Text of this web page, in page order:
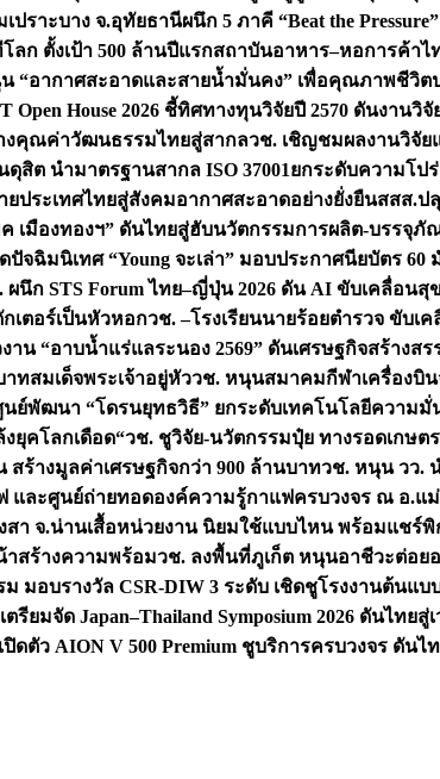
ปราะบาง จ.อุทัยธานีผนึก 5 ภาคี “Beat the
ลก ตั้งเป้า 500 ล้านปีแรกสถาบันอาหาร–หอการค้าไ
“อากาศสะอาดและสายน้ำมั่นคง” เพื่อคุณภาพชีวิ
Open House 2026 ชี้ทิศทางทุนวิจัยปี 2570 ดันงาน
งคุณค่าวัฒนธรรมไทยสู่สากลวช. เชิญชมผลงานวิจั
สิต นำมาตรฐานสากล ISO 37001ยกระดับความโ
ประเทศไทยสู่สังคมอากาศสะอาดอย่างยั่งยืนสสส.ป
ค เมืองทองฯ” ดันไทยสู่ฮับนวัตกรรมการผลิต-บรรจุภั
จฉิมนิเทศ “Young จะเล่า” มอบประกาศนียบัตร
ผนึก STS Forum ไทย–ญี่ปุ่น 2026 ดัน AI ขับเคลื่อน
กเตอร์เป็นหัวหอกวช. –โรงเรียนนายร้อยตำรวจ ขับเ
น “อาบน้ำแร่แลระนอง 2569” ดันเศรษฐกิจสร้างสร
ทสมเด็จพระเจ้าอยู่หัววช. หนุนสมาคมกีฬาเครื่องบิ
ย์พัฒนา “โดรนยุทธวิธี” ยกระดับเทคโนโลยีความมั่
ยุคโลกเดือด“วช. ชูวิจัย-นวัตกรรมปุ๋ย ทางรอดเกษต
ร้างมูลค่าเศรษฐกิจกว่า 900 ล้านบาทวช. หนุน วว.
และศูนย์ถ่ายทอดองค์ความรู้กาแฟครบวงจร ณ อ.แ
สา จ.น่านเสื้อหน่วยงาน นิยมใช้แบบไหน พร้อมแชร์พิ
าสร้างความพร้อมวช. ลงพื้นที่ภูเก็ต หนุนอาชีวะต่อย
มอบรางวัล CSR-DIW 3 ระดับ เชิดชูโรงงานต้นแ
ตรียมจัด Japan–Thailand Symposium 2026 ดันไทย
ปิดตัว AION V 500 Premium ชูบริการครบวงจร ดันไ